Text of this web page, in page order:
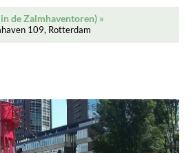
de Zalmhaventoren)
109, Rotterdam